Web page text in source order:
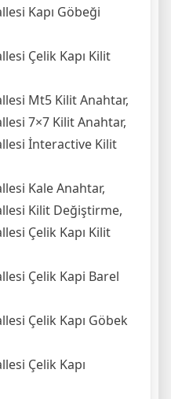
Kapı Göbeği
Çelik Kapı Kilit
Mt5 Kilit Anahtar,
7×7 Kilit Anahtar,
İnteractive Kilit
Kale Anahtar,
Kilit Değiştirme,
Çelik Kapı Kilit
Çelik Kapi Barel
Çelik Kapı Göbek
Çelik Kapı